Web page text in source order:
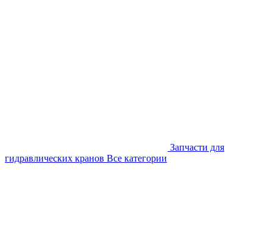
Запчасти для
гидравлических кранов Все категории